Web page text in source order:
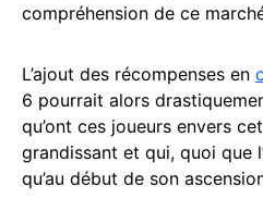
compréhension de ce
L’ajout des récompenses en
6 pourrait alors
qu’ont ces joueurs envers
grandissant et qui, quoi que
qu’au début de son